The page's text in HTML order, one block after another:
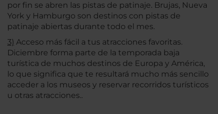
por fin se abren las pistas de patinaje. Brujas, Nueva
York y Hamburgo son destinos con pistas de
patinaje abiertas durante todo el mes.
3) Acceso más fácil a tus atracciones favoritas.
Diciembre forma parte de la temporada baja
turística de muchos destinos de Europa y América,
lo que significa que te resultará mucho más sencillo
acceder a los museos y reservar recorridos turísticos
u otras atracciones..